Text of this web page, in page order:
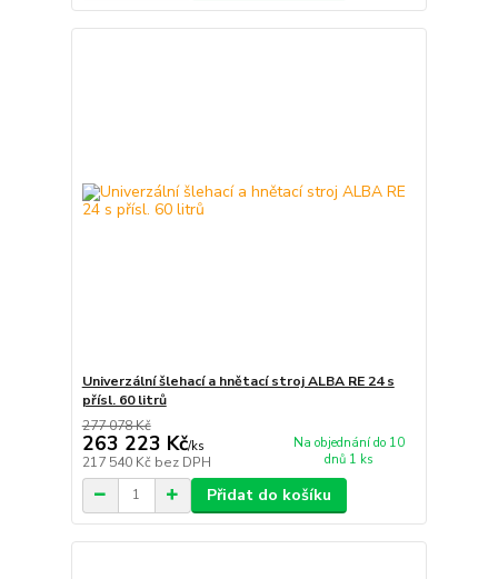
Univerzální šlehací a hnětací stroj ALBA RE 24 s
přísl. 60 litrů
277 078 Kč
263 223 Kč/ks
217 540 Kč bez DPH
Na objednání do 10
dnů 1 ks
Přidat do košíku